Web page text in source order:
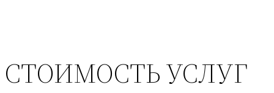
СТОИМОСТЬ УСЛУГ